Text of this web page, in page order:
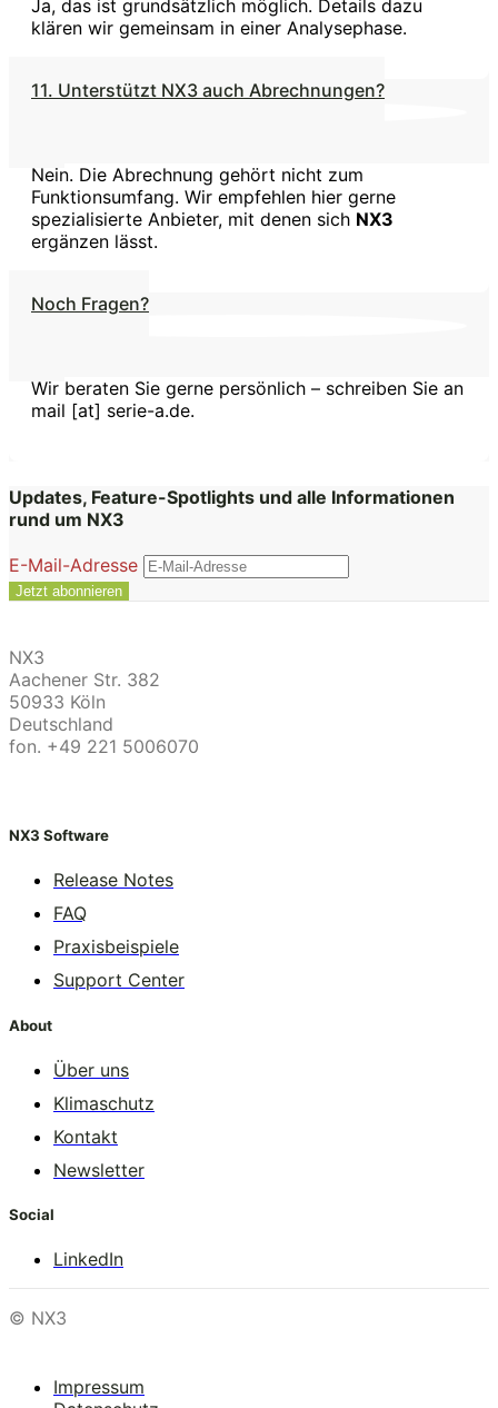
Ja, das ist grundsätzlich möglich. Details dazu
klären wir gemeinsam in einer Analysephase.
11. Unterstützt NX3 auch Abrechnungen?
Nein. Die Abrechnung gehört nicht zum
Funktionsumfang. Wir empfehlen hier gerne
spezialisierte Anbieter, mit denen sich NX3
ergänzen lässt.
Noch Fragen?
Wir beraten Sie gerne persönlich – schreiben Sie an
mail [at] serie-a.de.
Updates, Feature-Spotlights und alle Informationen
rund um NX3
E-Mail-Adresse
NX3
Aachener Str. 382
50933 Köln
Deutschland
fon. +49 221 5006070
NX3 Software
Release Notes
FAQ
Praxisbeispiele
Support Center
About
Über uns
Klimaschutz
Kontakt
Newsletter
Social
LinkedIn
© NX3
Impressum